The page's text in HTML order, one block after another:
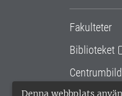
Denna webbplats
Fakulteter
Biblioteket